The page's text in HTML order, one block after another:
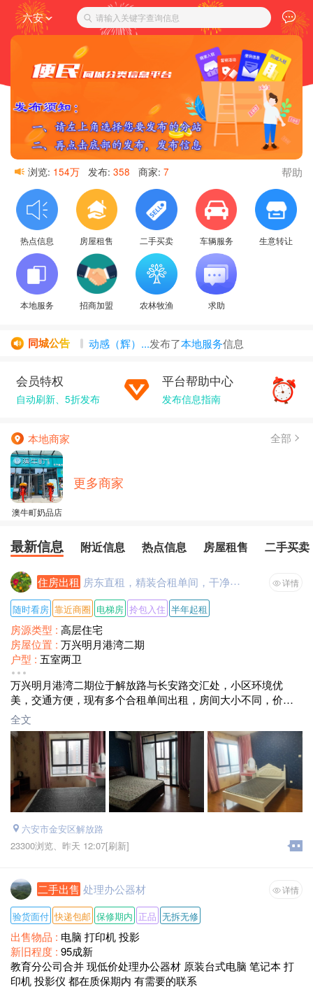
六安 请输入关键字查询信息
浏览: 154万 发布: 358 商家: 7 帮助
热点信息 房屋租售 二手买卖 车辆服务 生意转让
本地服务 招商加盟 农林牧渔 求助
同城公告 动感（辉）...发布了本地服务信息
二手买卖 信息
永远年轻...发布了房屋租售信息
会员特权
自动刷新、5折发布
平台帮助中心
发布信息指南
本地商家 全部
澳牛町奶品店
更多商家
最新信息 附近信息 热点信息 房屋租售 二手买卖
住房出租 房东直租，精装合租单间，干净整洁，看房没有任何费用！ 详情
随时看房 靠近商圈 电梯房 拎包入住 半年起租
房源类型 : 高层住宅
房屋位置 : 万兴明月港湾二期
户型 : 五室两卫
装修情况 :
租赁方式 :合租
面积 :22
月租金 :
万兴明月港湾二期位于解放路与长安路交汇处，小区环境优
美，交通方便，现有多个合租单间出租，房间大小不同，价格
不等，房屋配套设施齐全拎包入住，需要的朋友电话联系我150
55975168房东
全文
六安市金安区解放路
23300浏览、 昨天 12:07[刷新]
二手出售 处理办公器材 详情
验货面付 快递包邮 保修期内 正品 无拆无修
出售物品 : 电脑 打印机 投影
新旧程度 : 95成新
教育分公司合并 现低价处理办公器材 原装台式电脑 笔记本 打
印机 投影仪 都在质保期内 有需要的联系